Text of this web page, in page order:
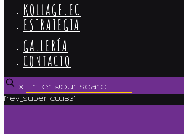
KOLLAGE.EC
ESTRATEGIA
GALLERÍA
CONTACTO
✕
[rev_slider club3]